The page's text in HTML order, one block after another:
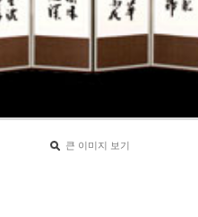
큰 이미지 보기